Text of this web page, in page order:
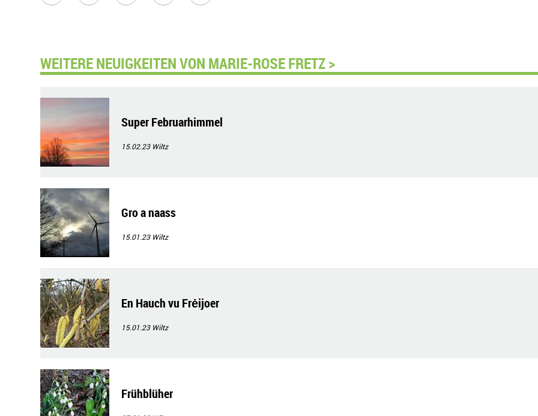
WEITERE NEUIGKEITEN VON MARIE-ROSE FRETZ >
Super Februarhimmel
15.02.23 Wiltz
Gro a naass
15.01.23 Wiltz
En Hauch vu Frėijoer
15.01.23 Wiltz
Frühblüher